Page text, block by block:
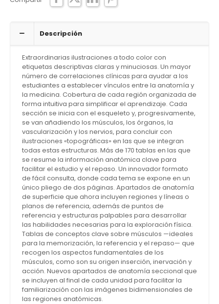
Descripción
Extraordinarias ilustraciones a todo color con
etiquetas descriptivas claras y minuciosas. Un mayor
número de correlaciones clínicas para ayudar a los
estudiantes a establecer vínculos entre la anatomía y
la medicina. Cobertura de cada región organizada de
forma intuitiva para simplificar el aprendizaje. Cada
sección se inicia con el esqueleto y, progresivamente,
se van añadiendo los músculos, los órganos, la
vascularización y los nervios, para concluir con
ilustraciones «topográficas» en las que se integran
todas estas estructuras. Más de 170 tablas en las que
se resume la información anatómica clave para
facilitar el estudio y el repaso. Un innovador formato
de fácil consulta, donde cada tema se expone en un
único pliego de dos páginas. Apartados de anatomía
de superficie que ahora incluyen regiones y líneas o
planos de referencia, además de puntos de
referencia y estructuras palpables para desarrollar
las habilidades necesarias para la exploración física.
Tablas de conceptos clave sobre músculos —ideales
para la memorización, la referencia y el repaso— que
recogen los aspectos fundamentales de los
músculos, como son su origen inserción, inervación y
acción. Nuevos apartados de anatomía seccional que
se incluyen al final de cada unidad para facilitar la
familiarización con las imágenes bidimensionales de
las regiones anatómicas.